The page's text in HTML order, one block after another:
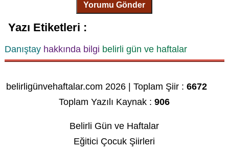
Yorumu Gönder
Yazı Etiketleri :
Danıştay hakkında bilgi belirli gün ve haftalar
belirligünvehaftalar.com 2026 | Toplam Şiir :6672
Toplam Yazılı Kaynak :906
Belirli Gün ve Haftalar
Eğitici Çocuk Şiirleri